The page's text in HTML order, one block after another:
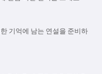
기억에 남는 연설을 준비하